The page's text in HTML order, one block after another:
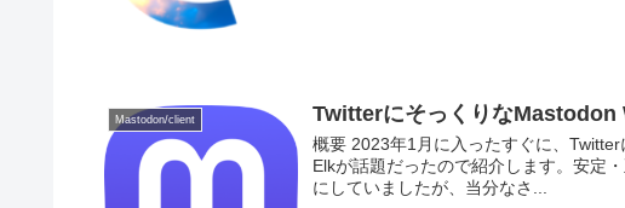
Mastodon/client TwitterにそっくりなMastodon
概要 2023年1月に入ったすぐに、
Elkが話題だったので紹介します。安定
にしていましたが、当分なさ...